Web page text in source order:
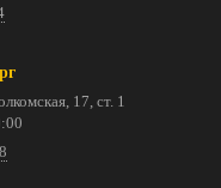
17, ст. 1